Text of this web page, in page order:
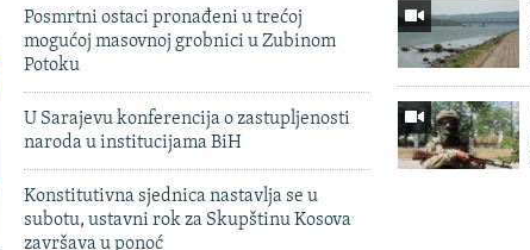
Posmrtni ostaci pronađeni u trećoj
mogućoj masovnoj grobnici u Zubinom
Potoku
U Sarajevu konferencija o zastupljenosti
naroda u institucijama BiH
Konstitutivna sjednica nastavlja se u
subotu, ustavni rok za Skupštinu Kosova
završava u ponoć